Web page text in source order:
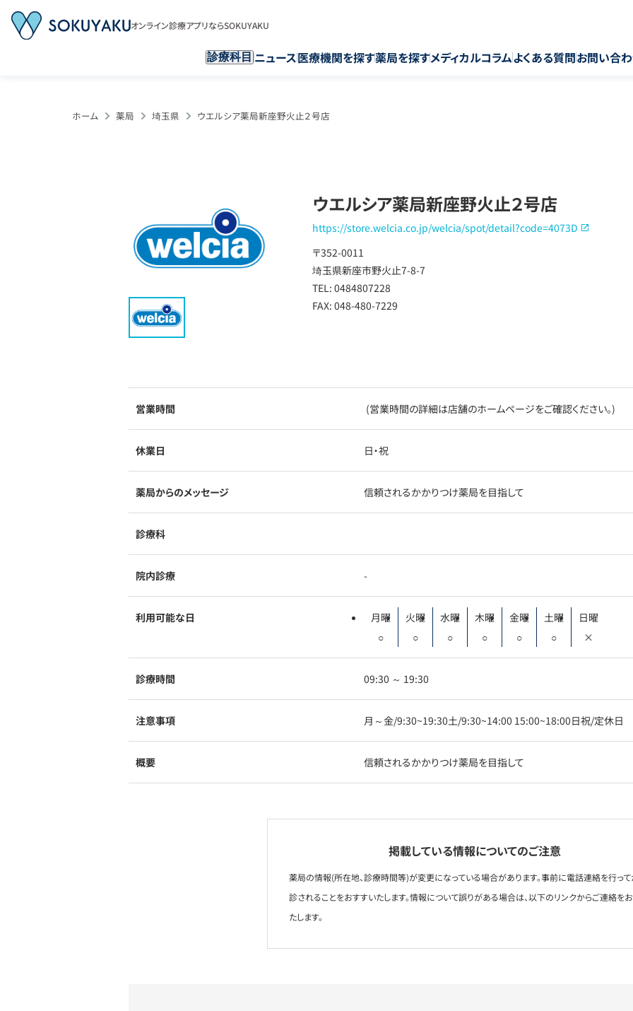
オンライン診療アプリならSOKUYAKU
診療科目 ニュース医療機関を探す薬局を探すメディカルコラムよくある質問お問い合
ホーム 薬局 埼玉県 ウエルシア薬局新座野火止２号店
ウエルシア薬局新座野火止２号店
https://store.welcia.co.jp/welcia/spot/detail?code=4073D
〒352-0011
埼玉県新座市野火止7-8-7
TEL: 0484807228
FAX: 048-480-7229
営業時間 (営業時間の詳細は店舗のホームページをご確認ください。)
休業日 日・祝
薬局からのメッセージ 信頼されるかかりつけ薬局を目指して
診療科
院内診療 -
利用可能な日
月曜
○
火曜
○
水曜
○
木曜
○
金曜
○
土曜
○
日曜
×
診療時間 09:30 ～ 19:30
注意事項 月～金/9:30~19:30土/9:30~14:00 15:00~18:00日祝/定休日
概要 信頼されるかかりつけ薬局を目指して
掲載している情報についてのご注意
薬局の情報(所在地、診療時間等)が変更になっている場合があります。事前に電話連絡を行っ
診されることをおすすいたします。情報について誤りがある場合は、以下のリンクからご連絡を
たします。